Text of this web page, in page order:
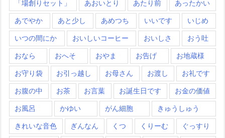
「場創りセット」 あおいとり あたり前 あったかい
あでやか あと少し あめつち いいです いじめ
いつの間にか おいしいコーヒー おいしさ おう吐
おなら おへそ おやま お告げ お地蔵様
お守り袋 お引っ越し お母さん お渡し お礼です
お腹の中 お茶 お言葉 お誕生日です お金の価値
お風呂 かゆい がん細胞 きゅうしゅう
きれいな音色 ぎんなん くつ くりーむ ぐっすり